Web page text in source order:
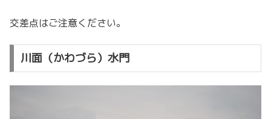
交差点はご注意ください。
川面（かわづら）水門